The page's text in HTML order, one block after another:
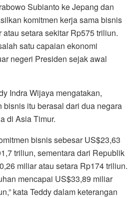
Subianto ke Jepang dan
komitmen kerja sama bisnis
setara sekitar Rp575 triliun.
satu capaian ekonomi
negeri Presiden sejak awal
Indra Wijaya mengatakan,
bisnis itu berasal dari dua negara
di Asia Timur.
bisnis sebesar US$23,63
triliun, sementara dari Republik
miliar atau setara Rp174 triliun.
mencapai US$33,89 miliar
kata Teddy dalam keterangan